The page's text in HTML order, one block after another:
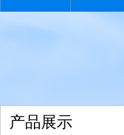
产品展示